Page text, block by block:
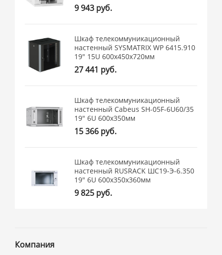
9 943 руб.
Шкаф телекоммуникационный
настенный SYSMATRIX WP 6415.910
19" 15U 600x450x720мм
27 441 руб.
Шкаф телекоммуникационный
настенный Cabeus SH-05F-6U60/35
19" 6U 600x350мм
15 366 руб.
Шкаф телекоммуникационный
настенный RUSRACK ШС19-Э-6.350
19" 6U 600x350x360мм
9 825 руб.
Компания